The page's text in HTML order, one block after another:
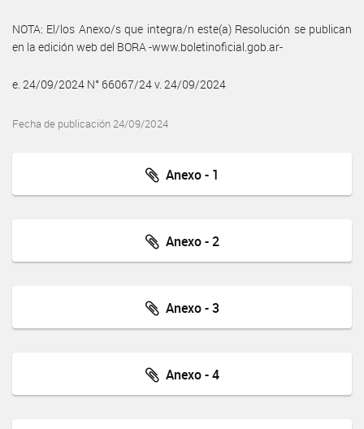
NOTA: El/los Anexo/s que integra/n este(a) Resolución se publican
en la edición web del BORA -www.boletinoficial.gob.ar-
e. 24/09/2024 N° 66067/24 v. 24/09/2024
Fecha de publicación 24/09/2024
Anexo - 1
Anexo - 2
Anexo - 3
Anexo - 4